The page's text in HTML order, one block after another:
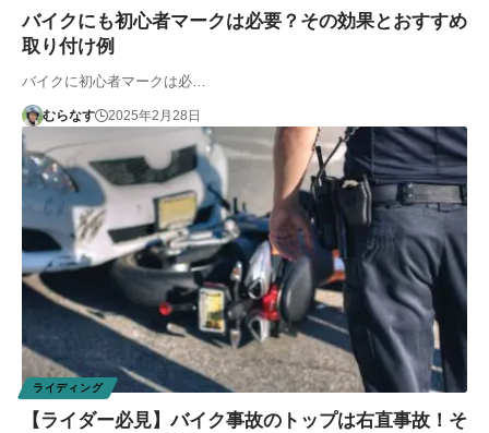
バイクにも初心者マークは必要？その効果とおすすめ
取り付け例
バイクに初心者マークは必…
むらなす 2025年2月28日
ライディング
【ライダー必見】バイク事故のトップは右直事故！そ